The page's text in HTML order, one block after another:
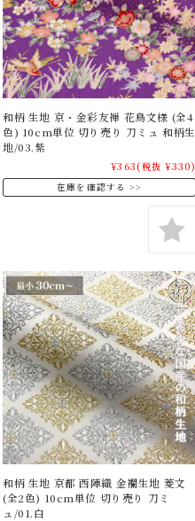
和柄 生地 京・金彩友禅 花鳥文様 (全4
色) 10cm単位 切り売り 刀ミュ 和柄生
地/03.紫
¥363(税抜 ¥330)
在庫を確認する
和柄 生地 京都 西陣織 金襴生地 菱文
(全2色) 10cm単位 切り売り 刀ミ
ュ/01.白